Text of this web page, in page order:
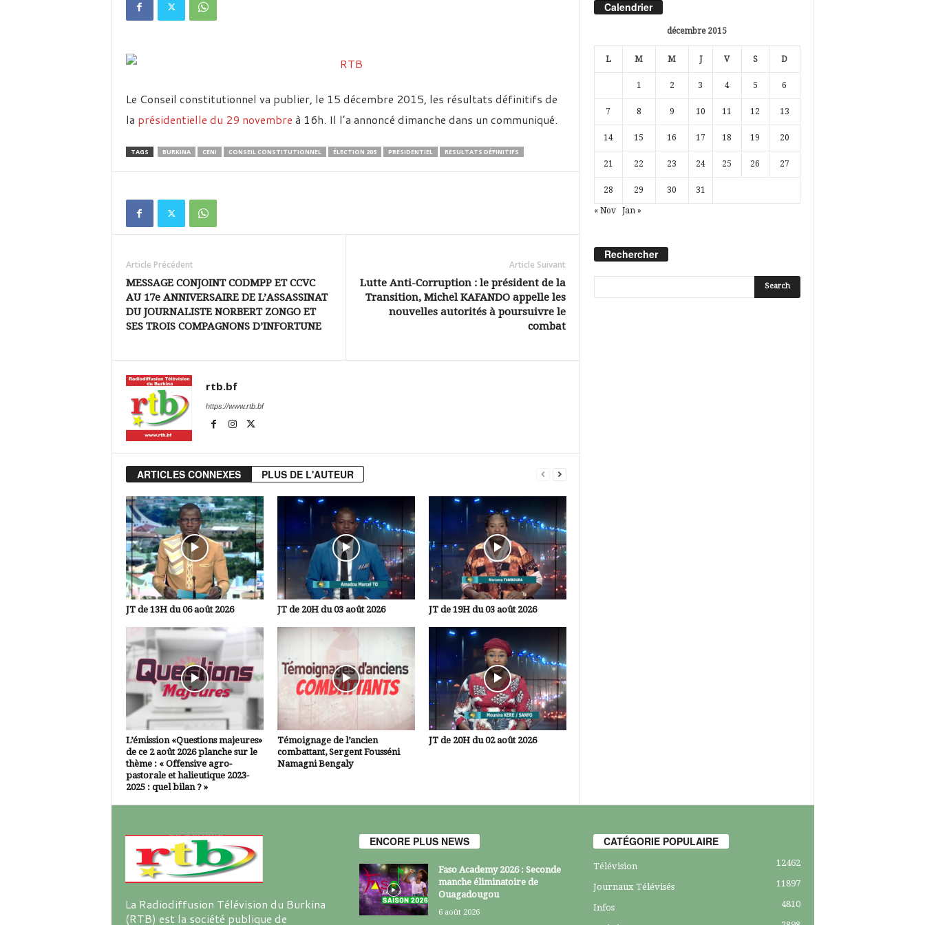
k
Le Conseil constitutionnel va publier, le 15 décembre 2015, les résultats définitifs de
la présidentielle du 29 novembre à 16h. Il l’a annoncé dimanche dans un communiqué.
TAGS BURKINA CENI CONSEIL CONSTITUTIONNEL ÉLECTION 205 PRESIDENTIEL RESULTATS DÉFINITIFS
Article Précédent
MESSAGE CONJOINT CODMPP ET CCVC
AU 17e ANNIVERSAIRE DE L’ASSASSINAT
DU JOURNALISTE NORBERT ZONGO ET
SES TROIS COMPAGNONS D’INFORTUNE
Article Suivant
Lutte Anti-Corruption : le président de la
Transition, Michel KAFANDO appelle les
nouvelles autorités à poursuivre le
combat
rtb.bf
https://www.rtb.bf
ARTICLES CONNEXES PLUS DE L'AUTEUR
JT de 13H du 06 août 2026 JT de 20H du 03 août 2026 JT de 19H du 03 août 2026
L’émission «Questions majeures»
de ce 2 août 2026 planche sur le
thème : « Offensive agro-
pastorale et halieutique 2023-
2025 : quel bilan ? »
Témoignage de l’ancien
combattant, Sergent Fousséni
Namagni Bengaly
JT de 20H du 02 août 2026
Calendrier
décembre 2015
L M M J V S D
1 2 3 4 5 6
7 8 9 10 11 12 13
14 15 16 17 18 19 20
21 22 23 24 25 26 27
28 29 30 31
« Nov Jan »
Rechercher
La Radiodiffusion Télévision du Burkina
(RTB) est la société publique de
ENCORE PLUS NEWS
Faso Academy 2026 : Seconde
manche éliminatoire de
Ouagadougou
6 août 2026
CATÉGORIE POPULAIRE
Télévision 12462
Journaux Télévisés 11897
Infos 4810